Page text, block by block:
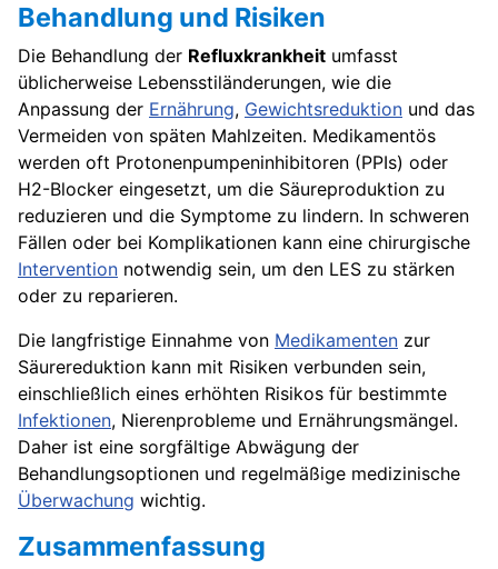
Behandlung und Risiken
Die Behandlung der Refluxkrankheit umfasst
üblicherweise Lebensstiländerungen, wie die
Anpassung der Ernährung, Gewichtsreduktion und das
Vermeiden von späten Mahlzeiten. Medikamentös
werden oft Protonenpumpeninhibitoren (PPIs) oder
H2-Blocker eingesetzt, um die Säureproduktion zu
reduzieren und die Symptome zu lindern. In schweren
Fällen oder bei Komplikationen kann eine chirurgische
Intervention notwendig sein, um den LES zu stärken
oder zu reparieren.
Die langfristige Einnahme von Medikamenten zur
Säurereduktion kann mit Risiken verbunden sein,
einschließlich eines erhöhten Risikos für bestimmte
Infektionen, Nierenprobleme und Ernährungsmängel.
Daher ist eine sorgfältige Abwägung der
Behandlungsoptionen und regelmäßige medizinische
Überwachung wichtig.
Zusammenfassung